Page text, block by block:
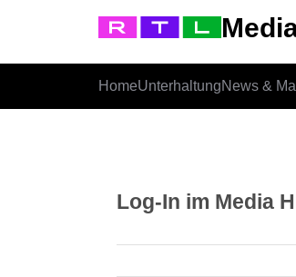
HomeUnterhaltungNews &
Log-In im Media